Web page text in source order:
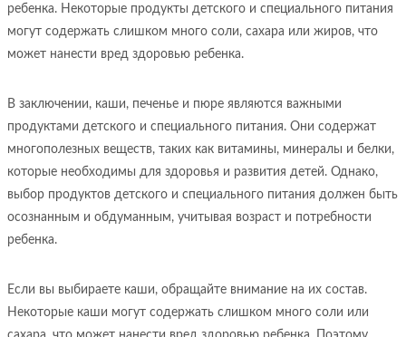
ребенка. Некоторые продукты детского и специального питания
могут содержать слишком много соли, сахара или жиров, что
может нанести вред здоровью ребенка.
В заключении, каши, печенье и пюре являются важными
продуктами детского и специального питания. Они содержат
многополезных веществ, таких как витамины, минералы и белки,
которые необходимы для здоровья и развития детей. Однако,
выбор продуктов детского и специального питания должен быть
осознанным и обдуманным, учитывая возраст и потребности
ребенка.
Если вы выбираете каши, обращайте внимание на их состав.
Некоторые каши могут содержать слишком много соли или